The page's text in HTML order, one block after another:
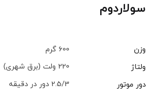
سولاردوم
وزن
600 گرم
ولتاژ
220 ولت (برق شهری)
دور موتور
2.5/3 دور در دقیقه